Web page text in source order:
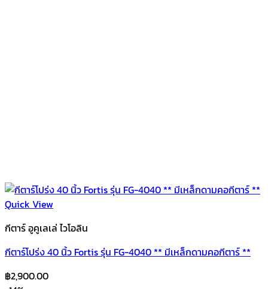
Quick View
กีตาร์ อูคูเลเล่ ไวโอลิน
กีตาร์โปร่ง 40 นิ้ว Fortis รุ่น FG-4040 ** มีเหล็กดามคอกีตาร์ **
฿2,900.00